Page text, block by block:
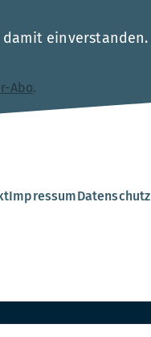
damit einverstanden.
Abo.
ImpressumDatenschutz